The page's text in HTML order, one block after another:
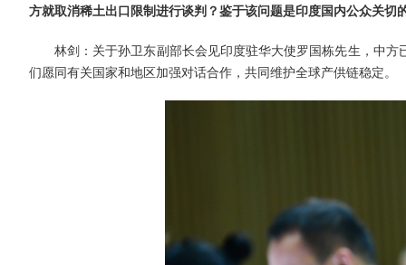
方就取消稀土出口限制进行谈判？鉴于该问题是印度国内公众关切
林剑：关于孙卫东副部长会见印度驻华大使罗国栋先生，中
们愿同有关国家和地区加强对话合作，共同维护全球产供链稳定。